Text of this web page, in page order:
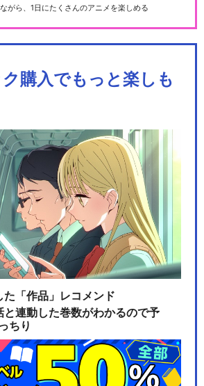
がら、1日にたくさんのアニメを楽しめる
購入でもっと楽しも
た「作品」レコメンド
と連動した巻数がわかるので予
ちり